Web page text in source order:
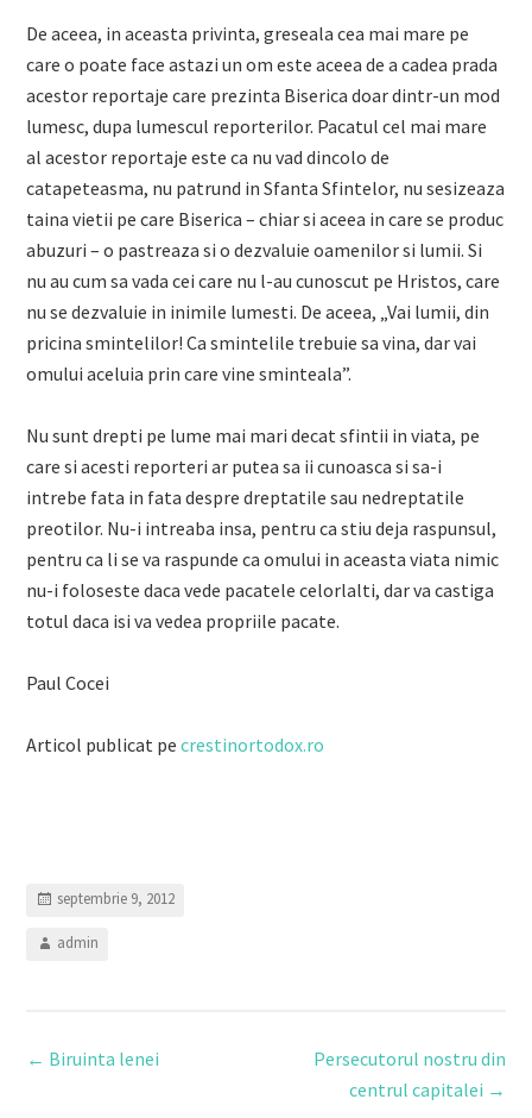
De aceea, in aceasta privinta, greseala cea mai mare pe
care o poate face astazi un om este aceea de a cadea prada
acestor reportaje care prezinta Biserica doar dintr-un mod
lumesc, dupa lumescul reporterilor. Pacatul cel mai mare
al acestor reportaje este ca nu vad dincolo de
catapeteasma, nu patrund in Sfanta Sfintelor, nu sesizeaza
taina vietii pe care Biserica – chiar si aceea in care se produc
abuzuri – o pastreaza si o dezvaluie oamenilor si lumii. Si
nu au cum sa vada cei care nu l-au cunoscut pe Hristos, care
nu se dezvaluie in inimile lumesti. De aceea, „Vai lumii, din
pricina smintelilor! Ca smintelile trebuie sa vina, dar vai
omului aceluia prin care vine sminteala”.
Nu sunt drepti pe lume mai mari decat sfintii in viata, pe
care si acesti reporteri ar putea sa ii cunoasca si sa-i
intrebe fata in fata despre dreptatile sau nedreptatile
preotilor. Nu-i intreaba insa, pentru ca stiu deja raspunsul,
pentru ca li se va raspunde ca omului in aceasta viata nimic
nu-i foloseste daca vede pacatele celorlalti, dar va castiga
totul daca isi va vedea propriile pacate.
Paul Cocei
Articol publicat pecrestinortodox.ro
septembrie 9, 2012
admin
navigation
← Biruinta lenei
Persecutorul nostru din
centrul capitalei →